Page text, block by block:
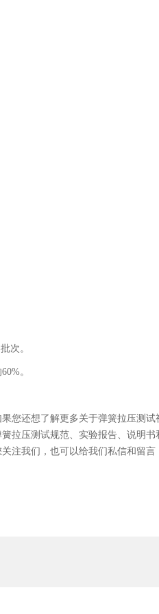
次。
60%。
您还想了解更多关于弹簧拉压测
拉压测试规范、实验报告、说明书
注我们，也可以给我们私信和留言